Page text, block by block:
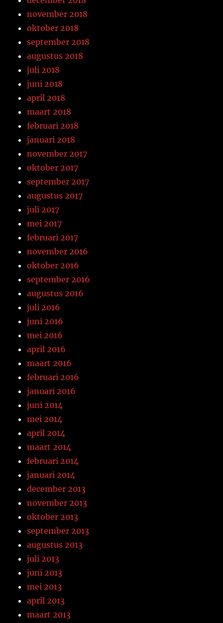
november 2018
oktober 2018
september 2018
augustus 2018
juli 2018
juni 2018
april 2018
maart 2018
februari 2018
januari 2018
november 2017
oktober 2017
september 2017
augustus 2017
juli 2017
mei 2017
februari 2017
november 2016
oktober 2016
september 2016
augustus 2016
juli 2016
juni 2016
mei 2016
april 2016
maart 2016
februari 2016
januari 2016
juni 2014
mei 2014
april 2014
maart 2014
februari 2014
januari 2014
december 2013
november 2013
oktober 2013
september 2013
augustus 2013
juli 2013
juni 2013
mei 2013
april 2013
maart 2013